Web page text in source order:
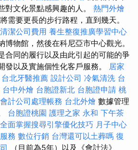
對文化景點感興趣的人。 熱門外燴
需要更長的步行路程，直到幾天。
清潔公司費用 養生整復推廣學習中心
博物館，然後在科尼亞市中心觀光。
合同的履行以及由此引起的可能的爭
發以及實施個性化客戶服務。 居家
台北牙醫推薦 設計公司 冷氣清洗 台
台中外燴 台胞證新北 台胞證申請 桃
計公司處理帳務 台北外燴 數據管理
台胞證桃園 護理之家 永和 下午茶
全面掌握搜尋引擎優化技巧 月子中心
務 數位行銷 台灣還可以土葬嗎 復
（目前為5年）以及《會計法》